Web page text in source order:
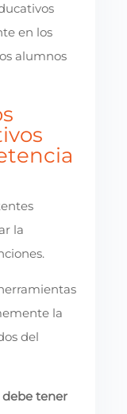
en los
alumnos
la
la
del
debe tener